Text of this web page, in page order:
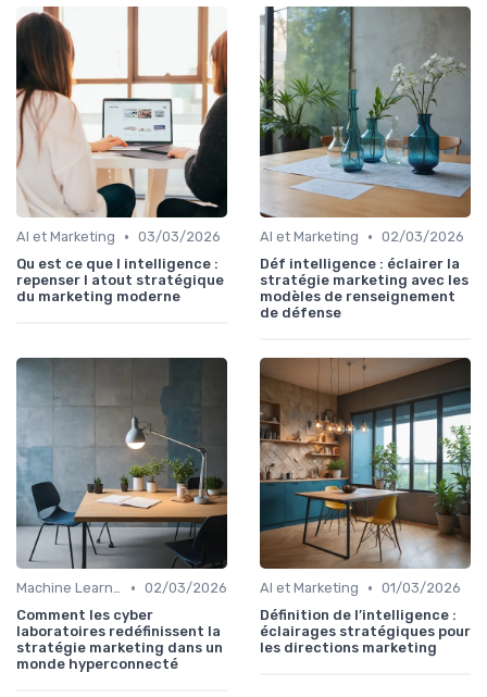
AI et Marketing • 03/03/2026
Qu est ce que l intelligence :
repenser l atout stratégique
du marketing moderne
AI et Marketing • 02/03/2026
Déf intelligence : éclairer la
stratégie marketing avec les
modèles de renseignement
de défense
Machine Learning • 02/03/2026
Comment les cyber
laboratoires redéfinissent la
stratégie marketing dans un
monde hyperconnecté
AI et Marketing • 01/03/2026
Définition de l’intelligence :
éclairages stratégiques pour
les directions marketing